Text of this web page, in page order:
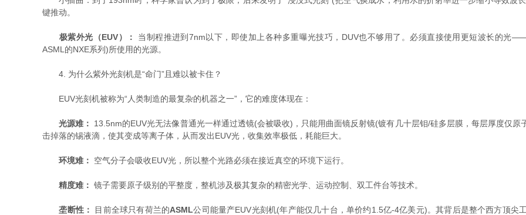
键推动。
极紫外光（EUV）：
当制程推进到7nm以下，即使加上各种多重曝光技巧，DUV也不够用了。必须直接使用更短波长的光
ASML的NXE系列)所使用的光源。
4. 为什么紫外光刻机是“命门”且难以被卡住？
EUV光刻机被称为“人类制造的最复杂的机器之一”，它的难度体现在：
光源难：
13.5nm的EUV光无法像普通光一样通过透镜(会被吸收)，只能用曲面镜反射镜(镀有几十层钼/硅多层膜，每层厚度仅
击掉落的锡液滴，使其变成等离子体，从而发出EUV光，收集效率极低，耗能巨大。
环境难： ​ 空气分子会吸收EUV光，所以整个光路必须在接近真空的环境下运行。
精度难： ​ 镜子需要原子级别的平整度，整机涉及极其复杂的精密光学、运动控制、双工件台等技术。
垄断性： ​ 目前全球只有荷兰的ASML公司能量产EUV光刻机(年产能仅几十台，单价约1.5亿-4亿美元)。其背后是整个西方顶尖